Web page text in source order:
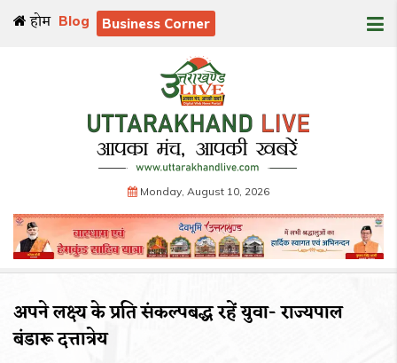
होम Blog Business Corner
Monday, August 10, 2026
अपने लक्ष्य के प्रति संकल्पबद्ध रहें युवा- राज्यपाल
बंडारू दत्तात्रेय